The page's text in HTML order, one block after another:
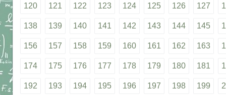
120 121 122 123 124 125 126 127
138 139 140 141 142 143 144 145
156 157 158 159 160 161 162 163
174 175 176 177 178 179 180 181
192 193 194 195 196 197 198 199